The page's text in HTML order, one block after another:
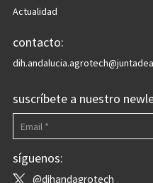
Actualidad
contacto:
suscríbete a nuestro
síguenos:
@dihandagrotech